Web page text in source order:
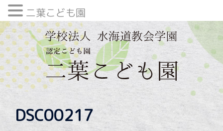
内
容
を
ス
キ
DSC00217
二葉こども園